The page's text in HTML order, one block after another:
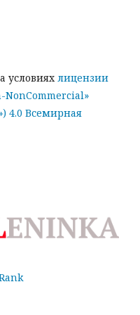
условиях лицензии
4.0 Всемирная